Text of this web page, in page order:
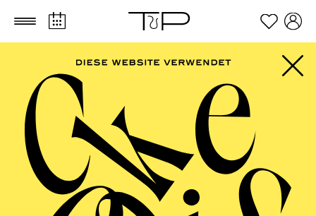
Zum Hauptinhalt springen Zum Footer springen